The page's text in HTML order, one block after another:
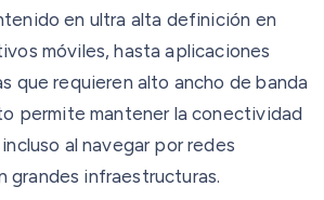
en ultra alta definición en
móviles, hasta aplicaciones
que requieren alto ancho de banda
permite mantener la conectividad
al navegar por redes
grandes infraestructuras.